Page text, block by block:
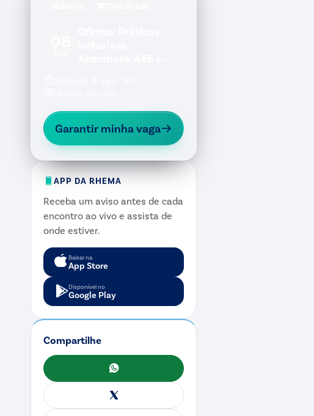
Garantir minha vaga
APP DA RHEMA
Receba um aviso antes de cada
encontro ao vivo e assista de
onde estiver.
Baixar na
App Store
Disponível no
Google Play
Compartilhe
WhatsApp
X